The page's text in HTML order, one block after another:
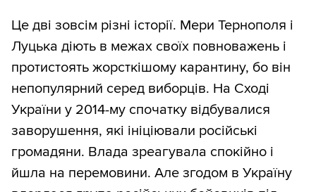
Це дві зовсім різні історії. Мери Тернополя і
Луцька діють в межах своїх повноважень і
протистоять жорсткішому карантину, бо він
непопулярний серед виборців. На Сході
України у 2014-му спочатку відбувалися
заворушення, які ініціювали російські
громадяни. Влада зреагувала спокійно і
йшла на перемовини. Але згодом в Україну